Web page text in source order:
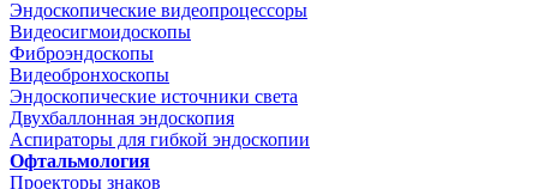
Эндоскопические видеопроцессоры
Видеосигмоидоскопы
Фиброэндоскопы
Видеобронхоскопы
Эндоскопические источники света
Двухбаллонная эндоскопия
Аспираторы для гибкой эндоскопии
Офтальмология
Проекторы знаков